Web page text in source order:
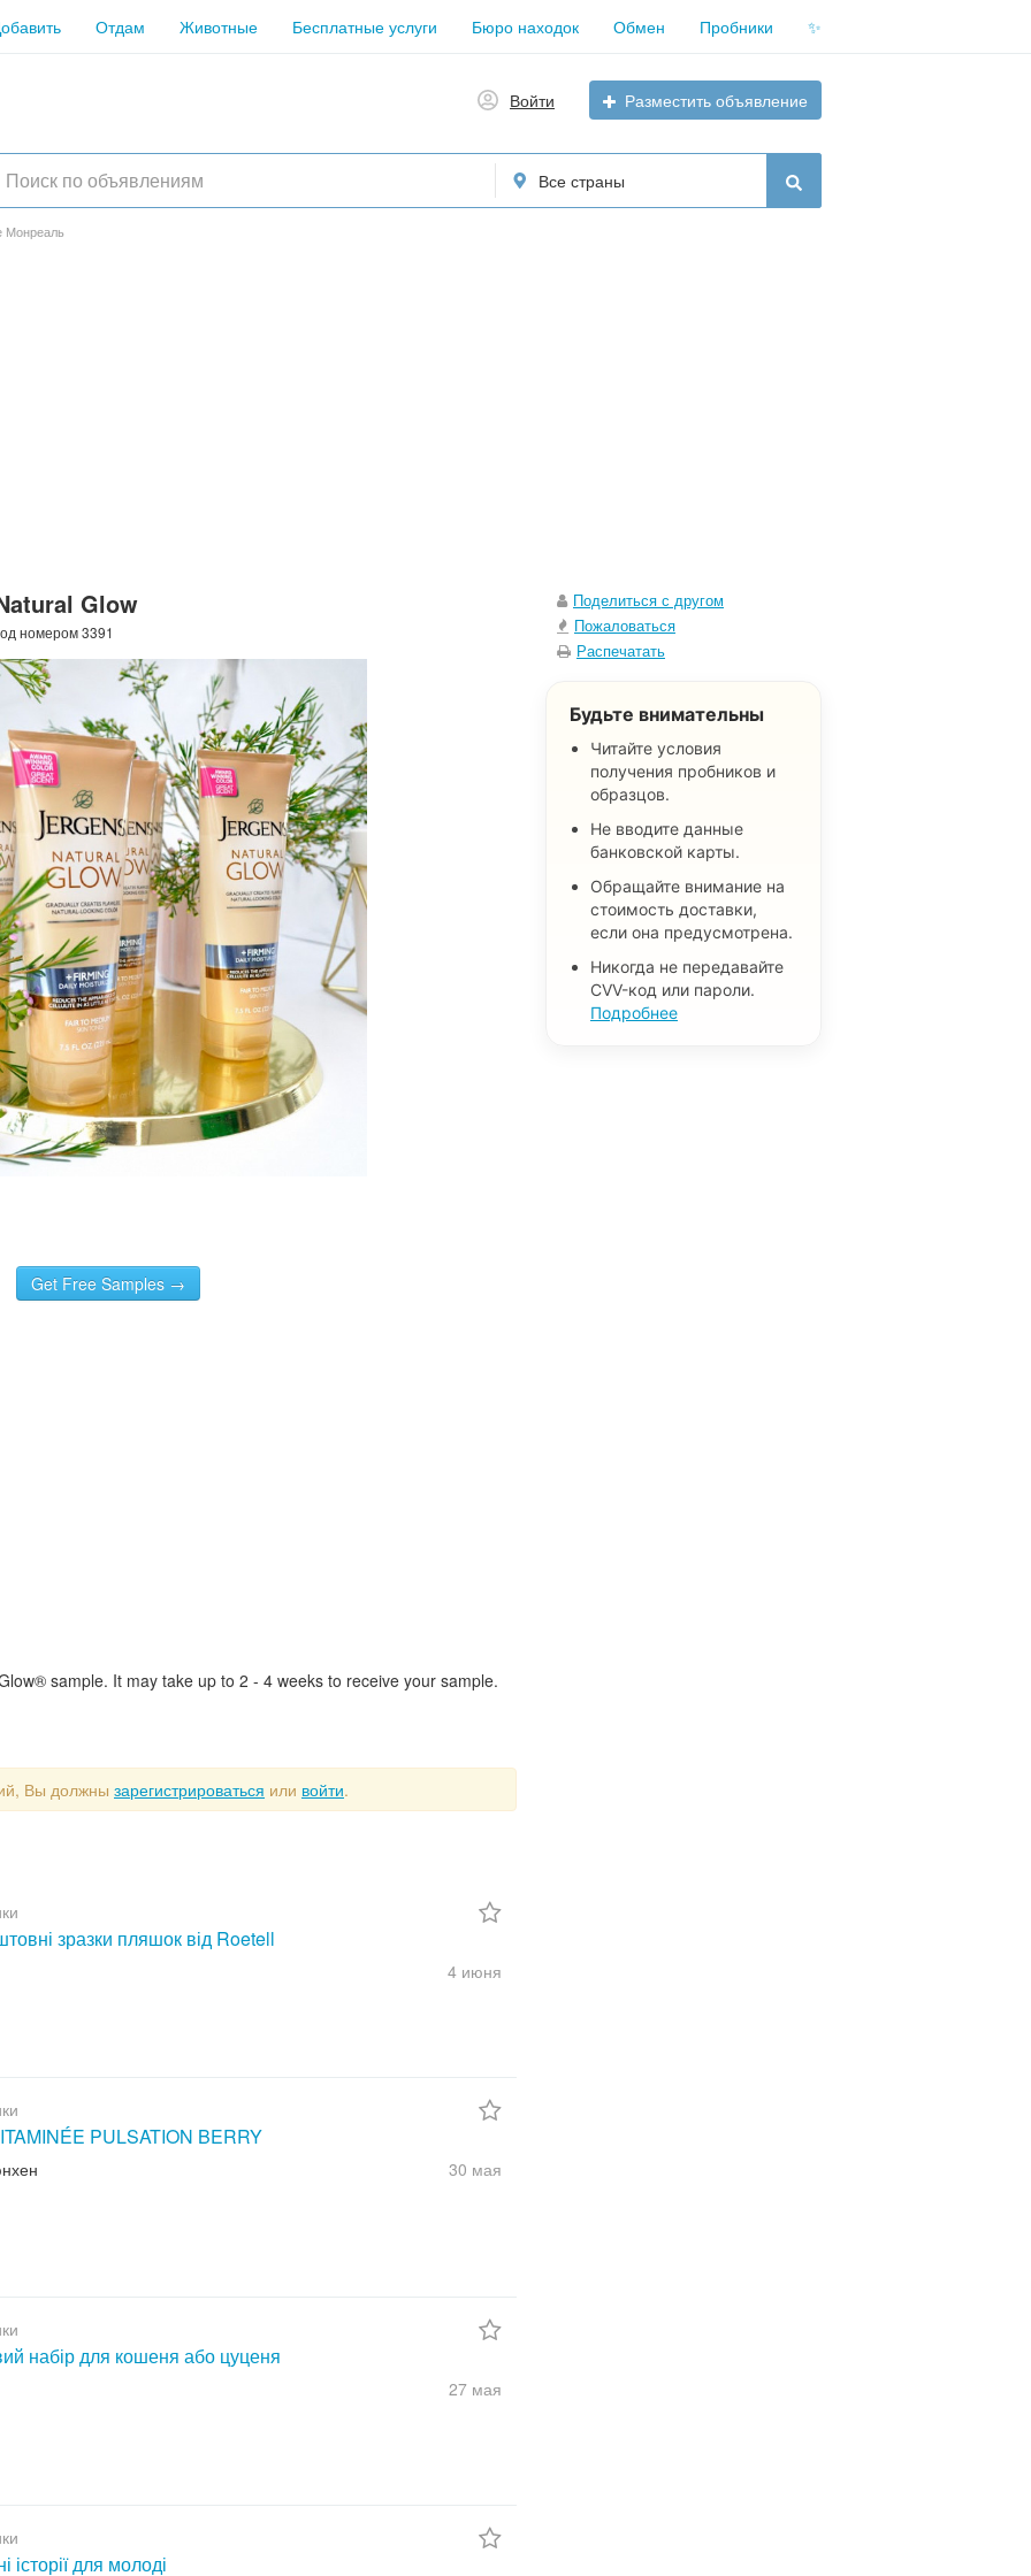
Отдам Животные Бесплатные услуги Бюро находок Обмен Пробники ✨
Войти Разместить объявление
Все страны
Монреаль
Glow
номером 3391
Get Free Samples →
sample. It may take up to 2 - 4 weeks to receive your sample.
Вы должны зарегистрироваться или войти.
зразки пляшок від Roetell
4 июня
PULSATION BERRY
30 мая
набір для кошеня або цуценя
27 мая
історії для молоді
Поделиться с другом
Пожаловаться
Распечатать
Будьте внимательны
Читайте условия
получения пробников и
образцов.
Не вводите данные
банковской карты.
Обращайте внимание на
стоимость доставки,
если она предусмотрена.
Никогда не передавайте
CVV-код или пароли.
Подробнее